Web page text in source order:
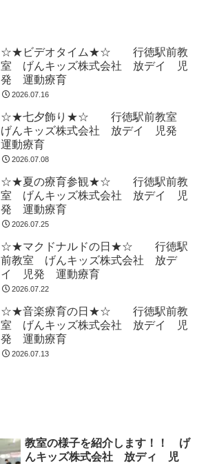
☆★ビデオタイム★☆ 行徳駅前教
室 げんキッズ株式会社 放デイ 児
発 運動療育
2026.07.16
☆★七夕飾り★☆ 行徳駅前教室
げんキッズ株式会社 放デイ 児発
運動療育
2026.07.08
☆★夏の療育参観★☆ 行徳駅前教
室 げんキッズ株式会社 放デイ 児
発 運動療育
2026.07.25
☆★マクドナルドの日★☆ 行徳駅
前教室 げんキッズ株式会社 放デ
イ 児発 運動療育
2026.07.22
☆★音楽療育の日★☆ 行徳駅前教
室 げんキッズ株式会社 放デイ 児
発 運動療育
2026.07.13
教室の様子を紹介します！！ げ
んキッズ株式会社 放ディ 児